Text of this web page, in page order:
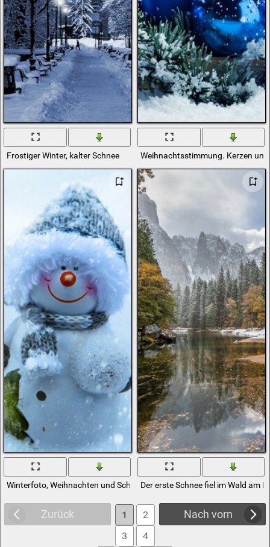
Frostiger Winter, kalter Schnee Weihnachtsstimmung. Kerzen
Winterfoto, Weihnachten und SchneeDer erste Schnee fiel im Wald am
Zurück Nach vorn
1
2
3
4